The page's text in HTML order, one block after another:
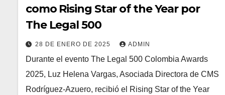
como Rising Star of the Year por
The Legal 500
28 DE ENERO DE 2025 ADMIN
Durante el evento The Legal 500 Colombia Awards
2025, Luz Helena Vargas, Asociada Directora de CMS
Rodríguez-Azuero, recibió el Rising Star of the Year